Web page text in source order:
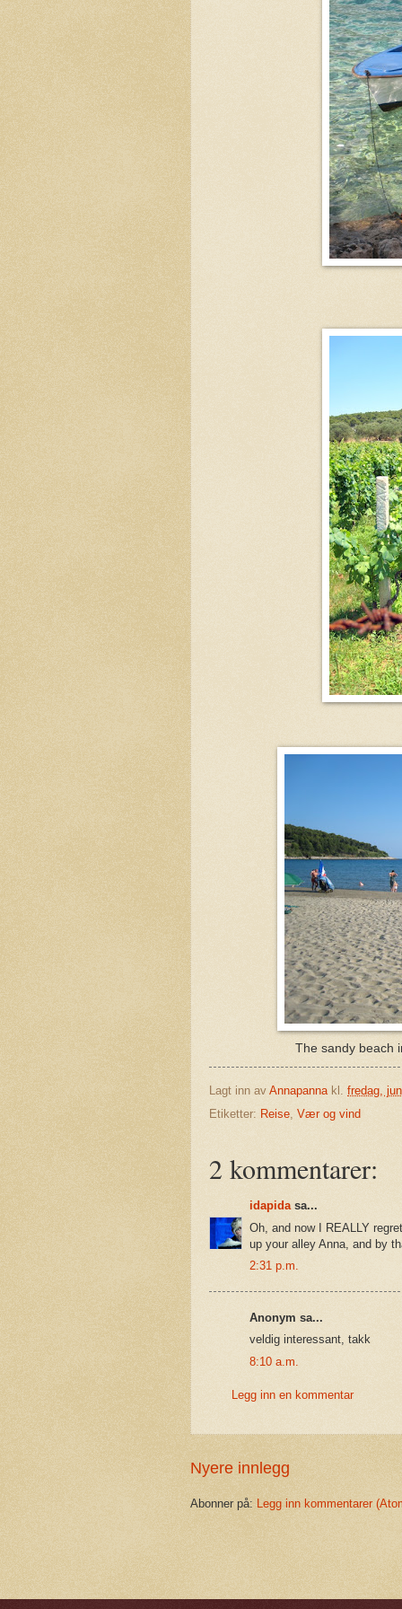
The sandy beach
Lagt inn av Annapanna kl. fredag,
Etiketter: Reise, Vær og vind
2 kommentarer:
idapidasa...
Oh, and now I REALLY
up your alley Anna, and by
2:31 p.m.
Anonym sa...
veldig interessant, takk
8:10 a.m.
Legg inn en kommentar
Nyere innlegg
Abonner på: Legg inn kommentarer